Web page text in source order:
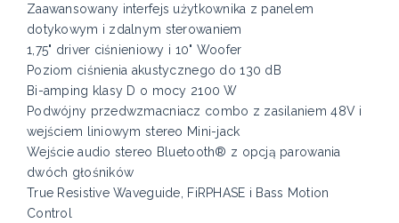
Zaawansowany interfejs użytkownika z panelem
dotykowym i zdalnym sterowaniem
1,75" driver ciśnieniowy i 10" Woofer
Poziom ciśnienia akustycznego do 130 dB
Bi-amping klasy D o mocy 2100 W
Podwójny przedwzmacniacz combo z zasilaniem 48V i
wejściem liniowym stereo Mini-jack
Wejście audio stereo Bluetooth® z opcją parowania
dwóch głośników
True Resistive Waveguide, FiRPHASE i Bass Motion
Control